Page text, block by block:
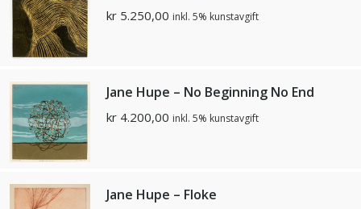
kr 5.250,00 inkl. 5% kunstavgift
Jane Hupe – No Beginning No End
kr 4.200,00 inkl. 5% kunstavgift
Jane Hupe – Floke